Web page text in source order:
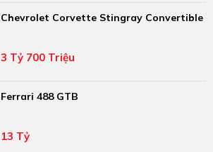
Chevrolet Corvette Stingray Convertible
3 Tỷ 700 Triệu
Ferrari 488 GTB
13 Tỷ